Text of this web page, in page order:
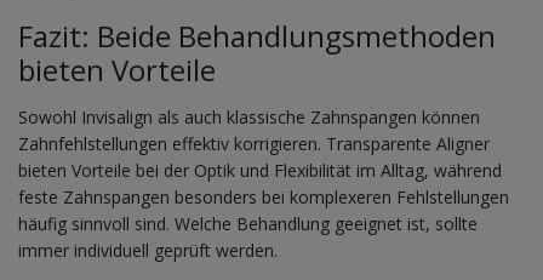
Fazit: Beide Behandlungsmethoden
bieten Vorteile
Sowohl Invisalign als auch klassische Zahnspangen können
Zahnfehlstellungen effektiv korrigieren. Transparente Aligner
bieten Vorteile bei der Optik und Flexibilität im Alltag, während
feste Zahnspangen besonders bei komplexeren Fehlstellungen
häufig sinnvoll sind. Welche Behandlung geeignet ist, sollte
immer individuell geprüft werden.